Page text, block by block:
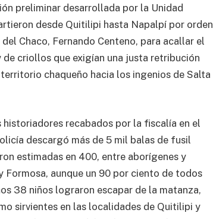
preliminar desarrollada por la Unidad
desde Quitilipi hasta Napalpí por orden
Chaco, Fernando Centeno, para acallar el
criollos que exigían una justa retribución
chaqueño hacia los ingenios de Salta
recabados por la fiscalía en el
descargó más de 5 mil balas de fusil
estimadas en 400, entre aborígenes y
aunque un 90 por ciento de todos
38 niños lograron escapar de la matanza,
sirvientes en las localidades de Quitilipi y